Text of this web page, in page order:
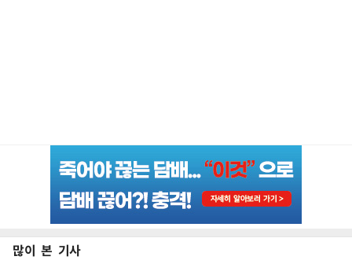
많이 본 기사